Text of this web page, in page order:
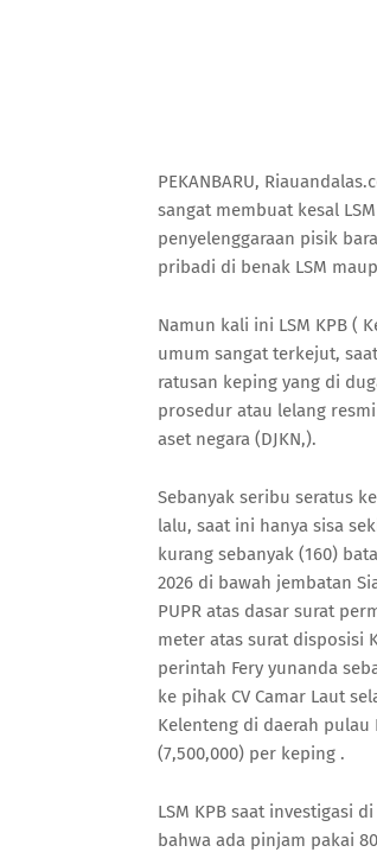
PEKANBARU,
sangat membuat kesal
penyelenggaraan pisik
pribadi di benak LSM
Namun kali ini LSM KPB (
umum sangat terkejut,
ratusan keping yang di
prosedur atau lelang
aset negara (DJKN,).
Sebanyak seribu seratus
lalu, saat ini hanya sisa
kurang sebanyak (160)
2026 di bawah jembatan
PUPR atas dasar surat
meter atas surat disposisi
perintah Fery yunanda
ke pihak CV Camar Laut
Kelenteng di daerah
(7,500,000) per keping .
LSM KPB saat investigasi
bahwa ada pinjam pakai